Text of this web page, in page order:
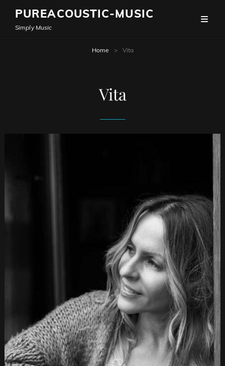
PUREACOUSTIC-MUSIC
Simply Music
Home > Vita
Vita